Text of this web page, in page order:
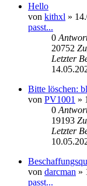
Hello
von kithxl »
passt...
0
20752
Letzter
Bitte löschen:
von PV1001 »
0
19193
Letzter
von darcman »
passt...